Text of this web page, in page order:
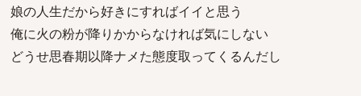
娘の人生だから好きにすればイイと思う
俺に火の粉が降りかからなければ気にしない
どうせ思春期以降ナメた態度取ってくるんだし